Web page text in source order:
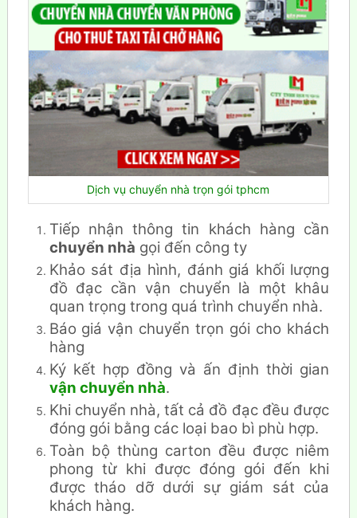
Dịch vụ chuyển nhà trọn gói tphcm
Tiếp nhận thông tin khách hàng cần
chuyển nhà gọi đến công ty
Khảo sát địa hình, đánh giá khối lượng
đồ đạc cần vận chuyển là một khâu
quan trọng trong quá trình chuyển nhà.
Báo giá vận chuyển trọn gói cho khách
hàng
Ký kết hợp đồng và ấn định thời gian
vận chuyển nhà.
Khi chuyển nhà, tất cả đồ đạc đều được
đóng gói bằng các loại bao bì phù hợp.
Toàn bộ thùng carton đều được niêm
phong từ khi được đóng gói đến khi
được tháo dỡ dưới sự giám sát của
khách hàng.